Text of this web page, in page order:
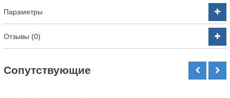
Параметры
Отзывы (0)
Cопутствующие